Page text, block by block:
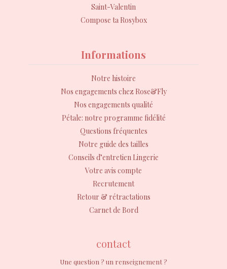
Saint-Valentin
Compose ta Rosybox
Informations
Notre histoire
Nos engagements chez Rose&Fly
Nos engagements qualité
Pétale: notre programme fidélité
Questions fréquentes
Notre guide des tailles
Conseils d’entretien Lingerie
Votre avis compte
Recrutement
Retour & rétractations
Carnet de Bord
contact
Une question ? un renseignement ?